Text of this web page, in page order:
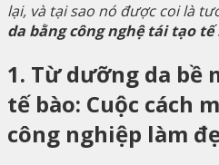
lại, và tại sao nó được coi là
da bằng công nghệ tái tạo tế
1. Từ dưỡng da bề
tế bào: Cuộc cách
công nghiệp làm